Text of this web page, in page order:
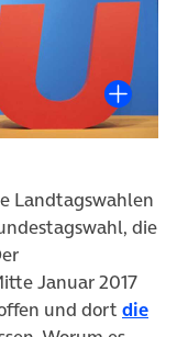
Landtagswahlen
die
Januar 2017
und dort die